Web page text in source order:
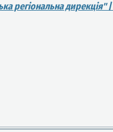
регіональна дирекція"/